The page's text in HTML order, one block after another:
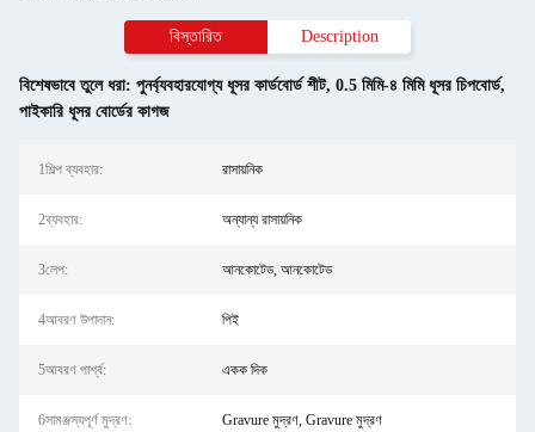
বিস্তারিত Description
বিশেষভাবে তুলে ধরা: পুনর্ব্যবহারযোগ্য ধূসর কার্ডবোর্ড শীট, 0.5 মিমি-৪ মিমি ধূসর চিপবোর্ড,
পাইকারি ধূসর বোর্ডের কাগজ
1শিল্প ব্যবহার: রাসায়নিক
2ব্যবহার: অন্যান্য রাসায়নিক
3লেপ: আনকোটেড, আনকোটেড
4আবরণ উপাদান: পিই
5আবরণ পার্শ্ব: একক দিক
6সামঞ্জস্যপূর্ণ মুদ্রণ: Gravure মুদ্রণ, Gravure মুদ্রণ